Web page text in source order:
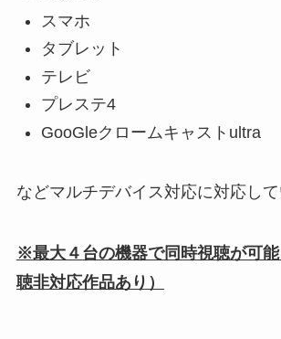
スマホ
タブレット
テレビ
プレステ4
GooGleクロームキャストultra
などマルチデバイス対応に対応して
※最大４台の機器で同時視聴が可
聴非対応作品あり）